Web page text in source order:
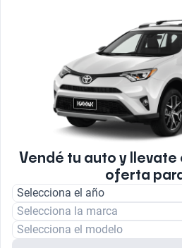
Vendé tu auto y
oferta
Selecciona el año
Selecciona la marca
Selecciona el modelo